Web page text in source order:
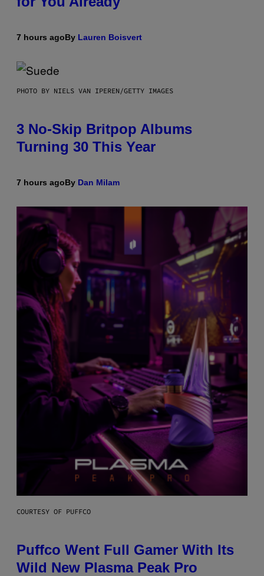
7 hours agoBy Lauren Boisvert
PHOTO BY NIELS VAN IPEREN/GETTY IMAGES
3 No-Skip Britpop Albums
Turning 30 This Year
7 hours agoBy Dan Milam
COURTESY OF PUFFCO
Puffco Went Full Gamer With Its
Wild New Plasma Peak Pro